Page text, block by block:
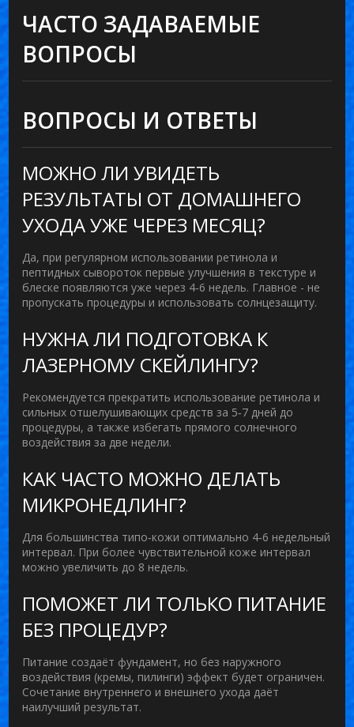
ЧАСТО ЗАДАВАЕМЫЕ
ВОПРОСЫ
ВОПРОСЫ И ОТВЕТЫ
МОЖНО ЛИ УВИДЕТЬ
РЕЗУЛЬТАТЫ ОТ ДОМАШНЕГО
УХОДА УЖЕ ЧЕРЕЗ МЕСЯЦ?
Да, при регулярном использовании ретинола и
пептидных сывороток первые улучшения в текстуре и
блеске появляются уже через 4‑6 недель. Главное - не
пропускать процедуры и использовать солнцезащиту.
НУЖНА ЛИ ПОДГОТОВКА К
ЛАЗЕРНОМУ СКЕЙЛИНГУ?
Рекомендуется прекратить использование ретинола и
сильных отшелушивающих средств за 5‑7 дней до
процедуры, а также избегать прямого солнечного
воздействия за две недели.
КАК ЧАСТО МОЖНО ДЕЛАТЬ
МИКРОНЕДЛИНГ?
Для большинства типо‑кожи оптимально 4‑6 недельный
интервал. При более чувствительной коже интервал
можно увеличить до 8 недель.
ПОМОЖЕТ ЛИ ТОЛЬКО ПИТАНИЕ
БЕЗ ПРОЦЕДУР?
Питание создаёт фундамент, но без наружного
воздействия (кремы, пилинги) эффект будет ограничен.
Сочетание внутреннего и внешнего ухода даёт
наилучший результат.